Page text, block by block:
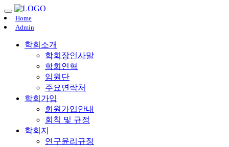
Home
Admin
학회소개
학회장인사말
학회연혁
임원단
주요연락처
학회가입
회원가입안내
회칙 및 규정
학회지
연구윤리규정